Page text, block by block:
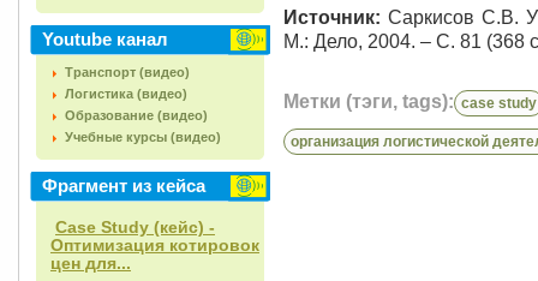
Youtube канал
Транспорт (видео)
Логистика (видео)
Образование (видео)
Учебные курсы (видео)
Фрагмент из кейса
Case Study (кейс) -
Оптимизация котировок
цен для...
Источник: Саркисов С.В.
М.: Дело, 2004. – С. 81 (368
Метки (тэги, tags): case study
организация логистической